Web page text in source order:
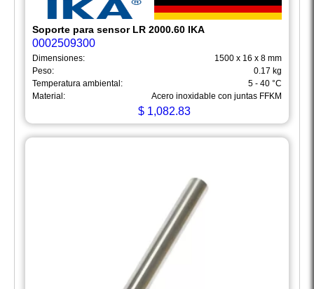
Soporte para sensor LR 2000.60 IKA
0002509300
Dimensiones:
1500 x 16 x 8 mm
Peso:
0.17 kg
Temperatura ambiental:
5 - 40 °C
Material:
Acero inoxidable con juntas FFKM
$1,082.83